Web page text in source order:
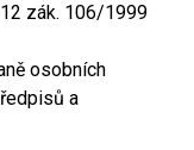
zák. 106/1999
osobních
a